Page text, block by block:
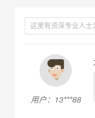
用户：13***88